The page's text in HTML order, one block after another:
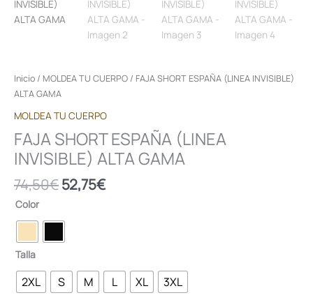
Inicio / MOLDEA TU CUERPO / FAJA SHORT ESPAÑA (LINEA INVISIBLE)
ALTA GAMA
MOLDEA TU CUERPO
FAJA SHORT ESPAÑA (LINEA
INVISIBLE) ALTA GAMA
74,50€52,75€
Color
Talla
2XL S M L XL 3XL
GAMA
cantidad